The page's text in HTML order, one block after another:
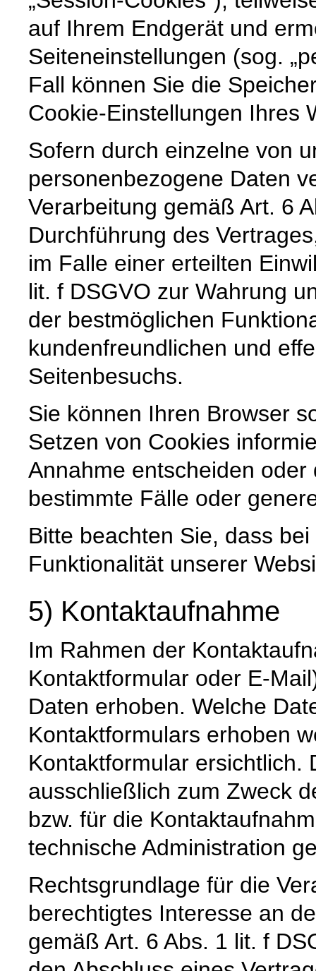
auf Ihrem Endgerät und
Seiteneinstellungen (sog.
Fall können Sie die
Cookie-Einstellungen Ihres
Sofern durch einzelne von
personenbezogene Daten
Verarbeitung gemäß Art. 6
Durchführung des
im Falle einer erteilten
lit. f DSGVO zur Wahrung
der bestmöglichen
kundenfreundlichen und
Seitenbesuchs.
Sie können Ihren Browser
Setzen von Cookies
Annahme entscheiden
bestimmte Fälle oder
Bitte beachten Sie, dass
Funktionalität unserer
5) Kontaktaufnahme
Im Rahmen der
Kontaktformular oder E-
Daten erhoben. Welche
Kontaktformulars erhoben
Kontaktformular ersichtlich.
ausschließlich zum Zweck
bzw. für die
technische Administration
Rechtsgrundlage für die
berechtigtes Interesse an
gemäß Art. 6 Abs. 1 lit. f